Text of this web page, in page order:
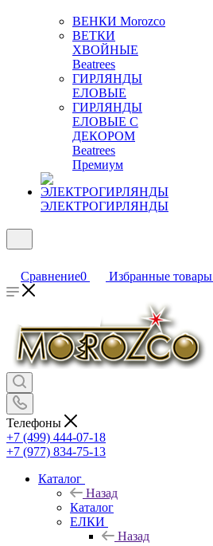
ВЕНКИ Morozco
ВЕТКИ
ХВОЙНЫЕ
Beatrees
ГИРЛЯНДЫ
ЕЛОВЫЕ
ГИРЛЯНДЫ
ЕЛОВЫЕ С
ДЕКОРОМ
Beatrees
Премиум
ЭЛЕКТРОГИРЛЯНДЫ
Сравнение0 Избранные товары
Телефоны
+7 (499) 444-07-18
+7 (977) 834-75-13
Каталог
Назад
Каталог
ЕЛКИ
Назад